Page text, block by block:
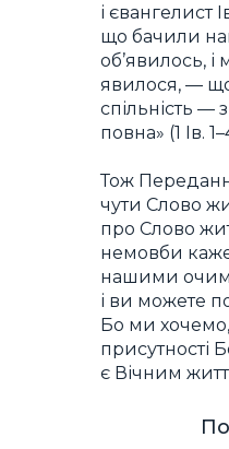
і євангелист
що бачили
об’явилось,
явилося, —
спільність
повна» (1 Ів.
Тож
чути Слово
про Слово
немовби
нашими
і ви можете
Бо ми
присутності
є Вічним